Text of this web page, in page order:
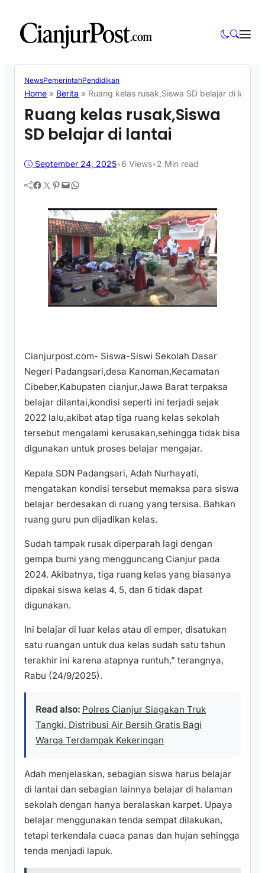
NewsPemerintahPendidikan
Home » Berita » Ruang kelas rusak,Siswa SD belajar di lantai
Ruang kelas rusak,Siswa
SD belajar di lantai
September 24, 2025•6 Views•2 Min read
Facebook Twitter Pinterest Mail WhatsApp
Cianjurpost.com- Siswa-Siswi Sekolah Dasar
Negeri Padangsari,desa Kanoman,Kecamatan
Cibeber,Kabupaten cianjur,Jawa Barat terpaksa
belajar dilantai,kondisi seperti ini terjadi sejak
2022 lalu,akibat atap tiga ruang kelas sekolah
tersebut mengalami kerusakan,sehingga tidak bisa
digunakan untuk proses belajar mengajar.
Kepala SDN Padangsari, Adah Nurhayati,
mengatakan kondisi tersebut memaksa para siswa
belajar berdesakan di ruang yang tersisa. Bahkan
ruang guru pun dijadikan kelas.
Sudah tampak rusak diperparah lagi dengan
gempa bumi yang mengguncang Cianjur pada
2024. Akibatnya, tiga ruang kelas yang biasanya
dipakai siswa kelas 4, 5, dan 6 tidak dapat
digunakan.
Ini belajar di luar kelas atau di emper, disatukan
satu ruangan untuk dua kelas sudah satu tahun
terakhir ini karena atapnya runtuh,” terangnya,
Rabu (24/9/2025).
Read also: Polres Cianjur Siagakan Truk
Tangki, Distribusi Air Bersih Gratis Bagi
Warga Terdampak Kekeringan
Adah menjelaskan, sebagian siswa harus belajar
di lantai dan sebagian lainnya belajar di halaman
sekolah dengan hanya beralaskan karpet. Upaya
belajar menggunakan tenda sempat dilakukan,
tetapi terkendala cuaca panas dan hujan sehingga
tenda menjadi lapuk.